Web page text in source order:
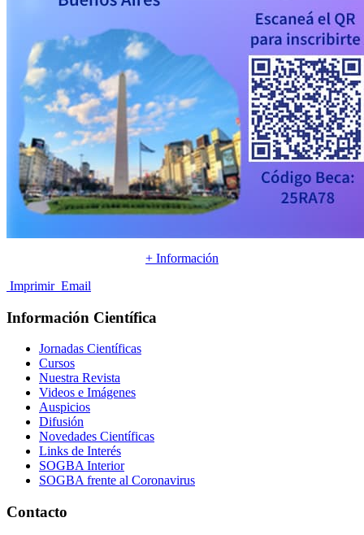
+ Información
Imprimir Email
Información Científica
Jornadas Científicas
Cursos
Nuestra Revista
Videos e Imágenes
Auspicios
Difusión
Novedades Científicas
Links de Interés
SOGBA Interior
SOGBA frente al Coronavirus
Contacto